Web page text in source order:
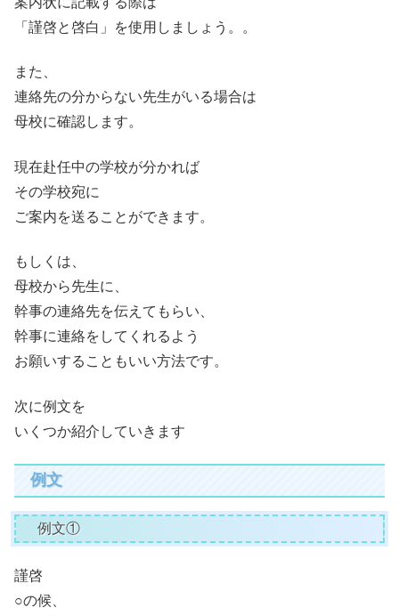
「謹啓と啓白」を使用しましょう。。
また、
連絡先の分からない先生がいる場合は
母校に確認します。
現在赴任中の学校が分かれば
その学校宛に
ご案内を送ることができます。
もしくは、
母校から先生に、
幹事の連絡先を伝えてもらい、
幹事に連絡をしてくれるよう
お願いすることもいい方法です。
次に例文を
いくつか紹介していきます
例文
例文①
謹啓
○の候、